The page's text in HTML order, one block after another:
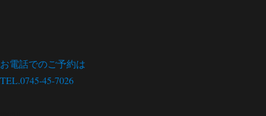
お電話でのご予約は
TEL.0745-45-7026